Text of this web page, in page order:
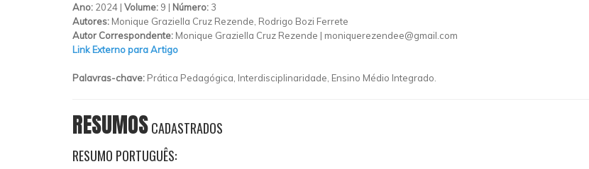
Ano: 2024 | Volume: 9 | Número: 3
Autores: Monique Graziella Cruz Rezende, Rodrigo Bozi Ferrete
Autor Correspondente: Monique Graziella Cruz Rezende | moniquerezendee@gmail.com
Link Externo para Artigo
Palavras-chave: Prática Pedagógica, Interdisciplinaridade, Ensino Médio Integrado.
RESUMOSCADASTRADOS
RESUMO PORTUGUÊS: